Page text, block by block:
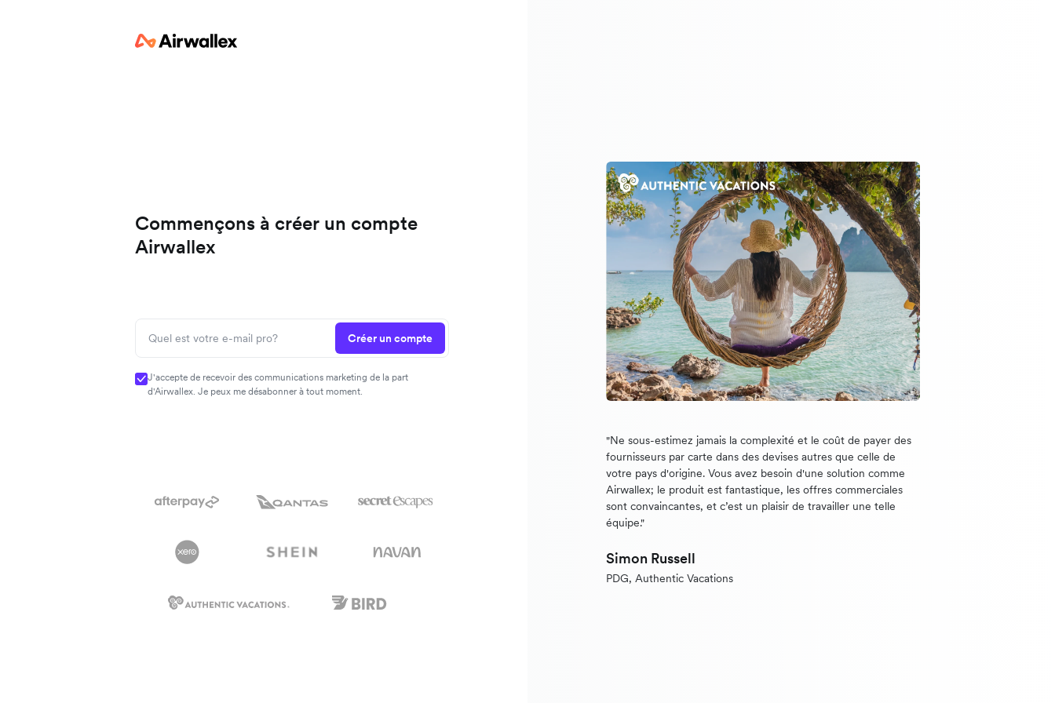
Commençons à créer un compte
Airwallex
Créer un compte
J'accepte de recevoir des communications marketing de la part
d'Airwallex. Je peux me désabonner à tout moment.
"Ne sous-estimez jamais la complexité et le coût de payer des
fournisseurs par carte dans des devises autres que celle de
votre pays d'origine. Vous avez besoin d'une solution comme
Airwallex; le produit est fantastique, les offres commerciales
sont convaincantes, et c’est un plaisir de travailler une telle
équipe."
Simon Russell
PDG, Authentic Vacations